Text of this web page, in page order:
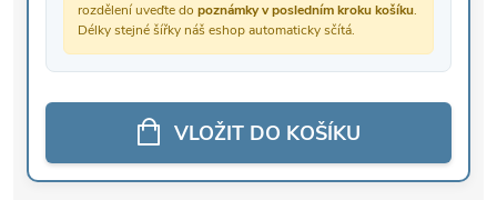
rozdělení uveďte do poznámky v posledním kroku košíku.
Délky stejné šířky náš eshop automaticky sčítá.
VLOŽIT DO KOŠÍKU